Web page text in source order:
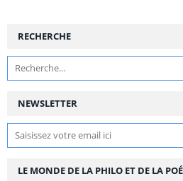
NEWSLETTER
RECHERCHE
LE MONDE DE LA PHILO ET DE LA